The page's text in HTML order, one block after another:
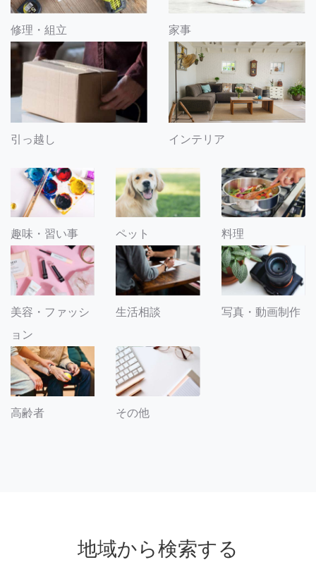
修理・組立 家事
引っ越し インテリア
趣味・習い事 ペット 料理
美容・ファッシ
ョン
生活相談 写真・動画制作
高齢者 その他
地域から検索する